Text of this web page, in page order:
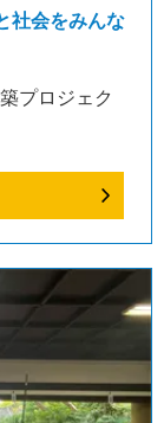
社会をみんな
プロジェク